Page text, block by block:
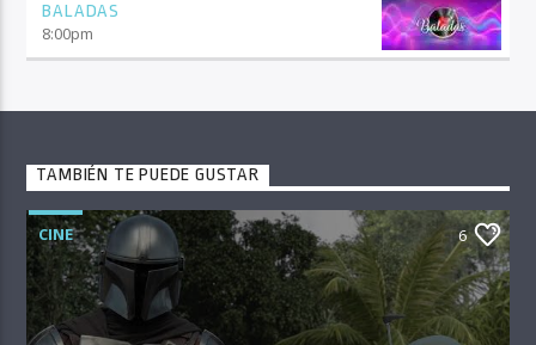
BALADAS
8:00pm
TAMBIÉN TE PUEDE GUSTAR
CINE 6